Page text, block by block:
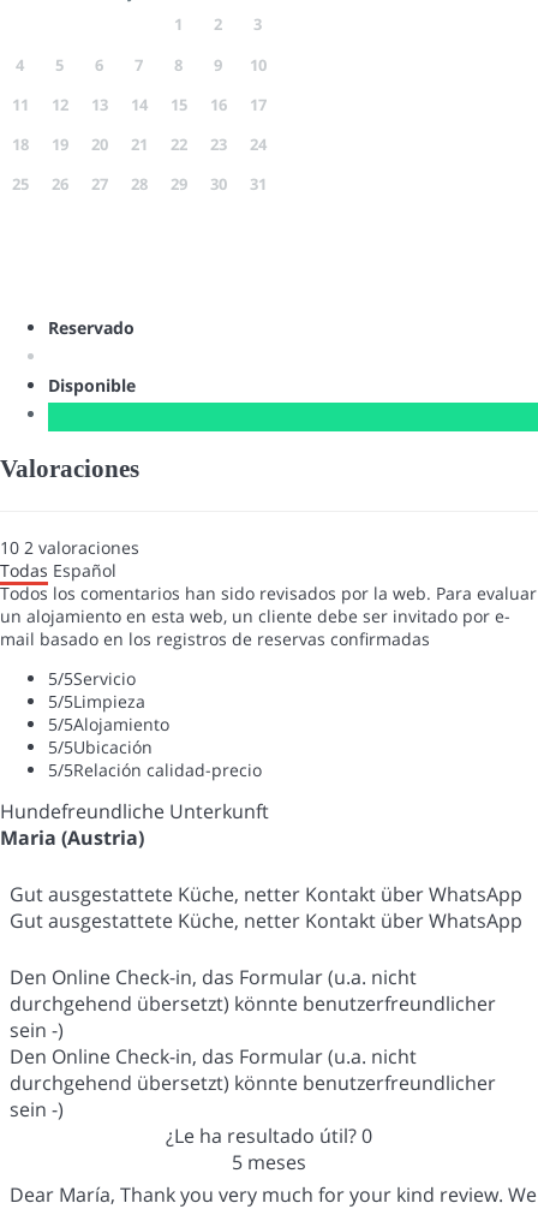
1 2
3
4
5 6 7 8 9
10
11
12 13 14 15 16
17
18
19 20 21 22 23
24
25
26 27 28 29 30 31
Reservado
Disponible
Valoraciones
10 2 valoraciones
Todas Español
Todos los comentarios han sido revisados por la web. Para evaluar
un alojamiento en esta web, un cliente debe ser invitado por e-
mail basado en los registros de reservas confirmadas
5/5Servicio
5/5Limpieza
5/5Alojamiento
5/5Ubicación
5/5Relación calidad-precio
Hundefreundliche Unterkunft
Maria (Austria)
Gut ausgestattete Küche, netter Kontakt über WhatsApp
Gut ausgestattete Küche, netter Kontakt über WhatsApp
Den Online Check-in, das Formular (u.a. nicht
durchgehend übersetzt) könnte benutzerfreundlicher
sein -)
Den Online Check-in, das Formular (u.a. nicht
durchgehend übersetzt) könnte benutzerfreundlicher
sein -)
¿Le ha resultado útil?0
5 meses
Dear María, Thank you very much for your kind review. We